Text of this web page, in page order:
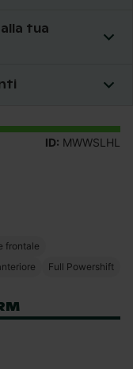
tua
ID: MWWSLHL
frontale
Full Powershift